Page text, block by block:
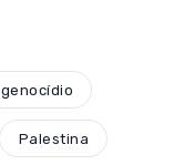
genocídio
Palestina